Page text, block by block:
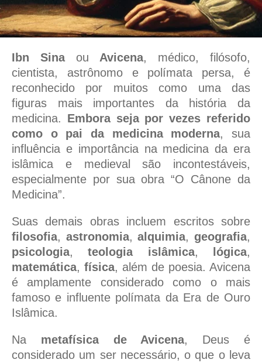
Ibn Sinaou Avicena, médico, filósofo,
cientista, astrônomo e polímata persa, é
reconhecido por muitos como uma das
figuras mais importantes da história da
medicina. Embora seja por vezes referido
como o pai da medicina moderna, sua
influência e importância na medicina da era
islâmica e medieval são incontestáveis,
especialmente por sua obra “O Cânone da
Medicina”.
Suas demais obras incluem escritos sobre
filosofia, astronomia,alquimia,geografia,
psicologia,teologia islâmica, lógica,
matemática, física, além de poesia. Avicena
é amplamente considerado como o mais
famoso e influente polímata da Era de Ouro
Islâmica.
Na metafísica de Avicena, Deus é
considerado um ser necessário, o que o leva